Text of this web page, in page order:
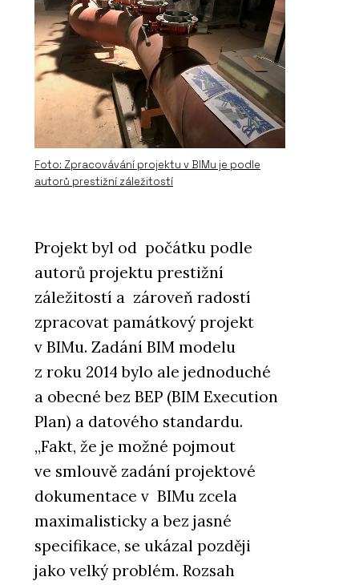
Foto: Zpracovávání projektu v BIMu je podle
autorů prestižní záležitostí
Projekt byl od počátku podle
autorů projektu prestižní
záležitostí a zároveň radostí
zpracovat památkový projekt
v BIMu. Zadání BIM modelu
z roku 2014 bylo ale jednoduché
a obecné bez BEP (BIM Execution
Plan) a datového standardu.
„Fakt, že je možné pojmout
ve smlouvě zadání projektové
dokumentace v BIMu zcela
maximalisticky a bez jasné
specifikace, se ukázal později
jako velký problém. Rozsah